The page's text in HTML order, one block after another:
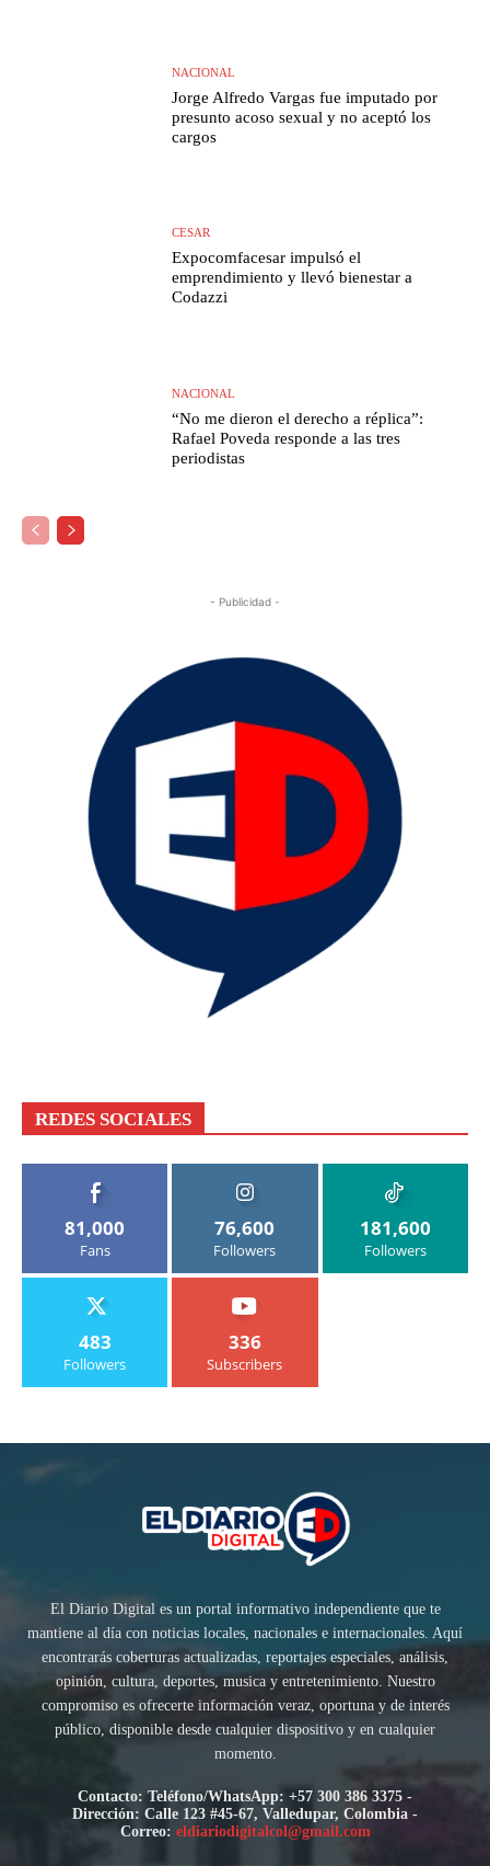
NACIONAL
Jorge Alfredo Vargas fue imputado por
presunto acoso sexual y no aceptó los
cargos
CESAR
Expocomfacesar impulsó el
emprendimiento y llevó bienestar a
Codazzi
NACIONAL
“No me dieron el derecho a réplica”:
Rafael Poveda responde a las tres
periodistas
- Publicidad -
REDES SOCIALES
81,000
Fans
76,600
Followers
181,600
Followers
483
Followers
336
Subscribers
El Diario Digital es un portal informativo independiente que te
mantiene al día con noticias locales, nacionales e internacionales. Aquí
encontrarás coberturas actualizadas, reportajes especiales, análisis,
opinión, cultura, deportes, musica y entretenimiento. Nuestro
compromiso es ofrecerte información veraz, oportuna y de interés
público, disponible desde cualquier dispositivo y en cualquier
momento.
Contacto: Teléfono/WhatsApp: +57 300 386 3375 -
Dirección: Calle 123 #45-67, Valledupar, Colombia -
Correo: eldiariodigitalcol@gmail.com